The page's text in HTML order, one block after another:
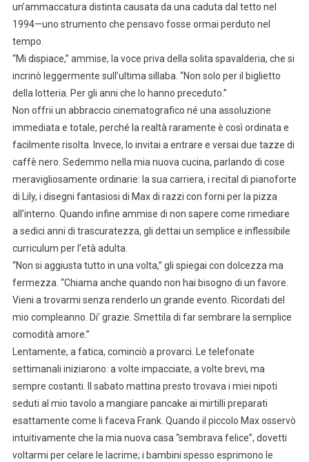
un’ammaccatura distinta causata da una caduta dal tetto nel
1994—uno strumento che pensavo fosse ormai perduto nel
tempo.
“Mi dispiace,” ammise, la voce priva della solita spavalderia, che si
incrinò leggermente sull’ultima sillaba. “Non solo per il biglietto
della lotteria. Per gli anni che lo hanno preceduto.”
Non offrii un abbraccio cinematografico né una assoluzione
immediata e totale, perché la realtà raramente è così ordinata e
facilmente risolta. Invece, lo invitai a entrare e versai due tazze di
caffè nero. Sedemmo nella mia nuova cucina, parlando di cose
meravigliosamente ordinarie: la sua carriera, i recital di pianoforte
di Lily, i disegni fantasiosi di Max di razzi con forni per la pizza
all’interno. Quando infine ammise di non sapere come rimediare
a sedici anni di trascuratezza, gli dettai un semplice e inflessibile
curriculum per l’età adulta.
“Non si aggiusta tutto in una volta,” gli spiegai con dolcezza ma
fermezza. “Chiama anche quando non hai bisogno di un favore.
Vieni a trovarmi senza renderlo un grande evento. Ricordati del
mio compleanno. Di’ grazie. Smettila di far sembrare la semplice
comodità amore.”
Lentamente, a fatica, cominciò a provarci. Le telefonate
settimanali iniziarono: a volte impacciate, a volte brevi, ma
sempre costanti. Il sabato mattina presto trovava i miei nipoti
seduti al mio tavolo a mangiare pancake ai mirtilli preparati
esattamente come li faceva Frank. Quando il piccolo Max osservò
intuitivamente che la mia nuova casa “sembrava felice”, dovetti
voltarmi per celare le lacrime; i bambini spesso esprimono le